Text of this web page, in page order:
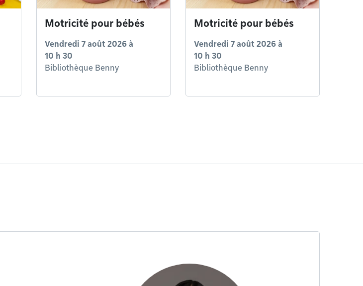
Motricité pour bébés
Vendredi 7 août 2026 à
10 h 30
Bibliothèque Benny
Motricité pour bébés
Vendredi 7 août 2026 à
10 h 30
Bibliothèque Benny